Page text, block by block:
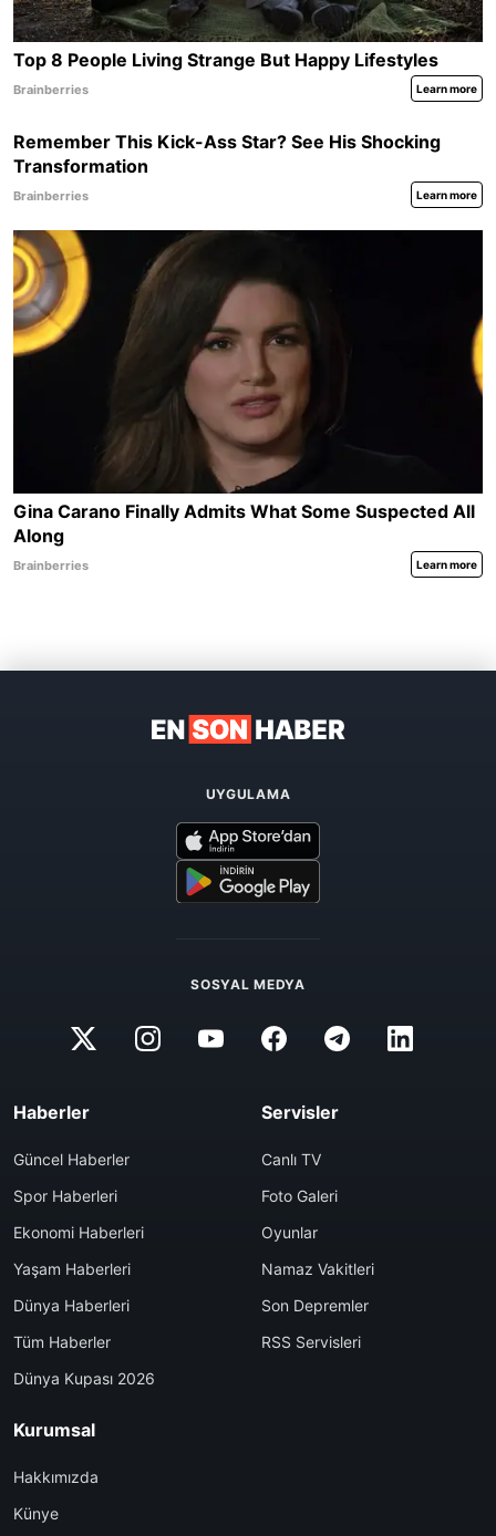
UYGULAMA
SOSYAL MEDYA
Haberler
Güncel Haberler
Spor Haberleri
Ekonomi Haberleri
Yaşam Haberleri
Dünya Haberleri
Tüm Haberler
Dünya Kupası 2026
Servisler
Canlı TV
Foto Galeri
Oyunlar
Namaz Vakitleri
Son Depremler
RSS Servisleri
Kurumsal
Hakkımızda
Künye